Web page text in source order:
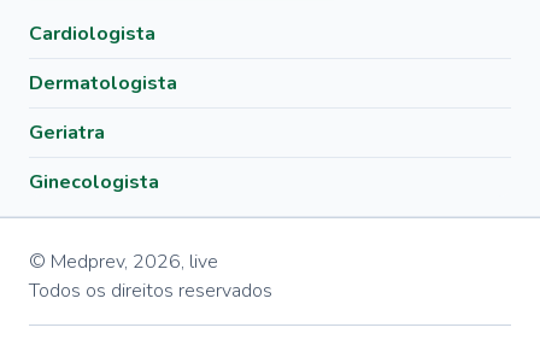
Cardiologista
Dermatologista
Geriatra
Ginecologista
© Medprev, 2026, live
Todos os direitos reservados